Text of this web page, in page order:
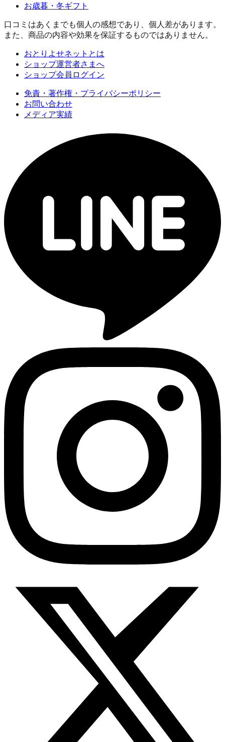
お歳暮・冬ギフト
口コミはあくまでも個人の感想であり、個人差があります。
また、商品の内容や効果を保証するものではありません。
おとりよせネットとは
ショップ運営者さまへ
ショップ会員ログイン
免責・著作権・プライバシーポリシー
お問い合わせ
メディア実績